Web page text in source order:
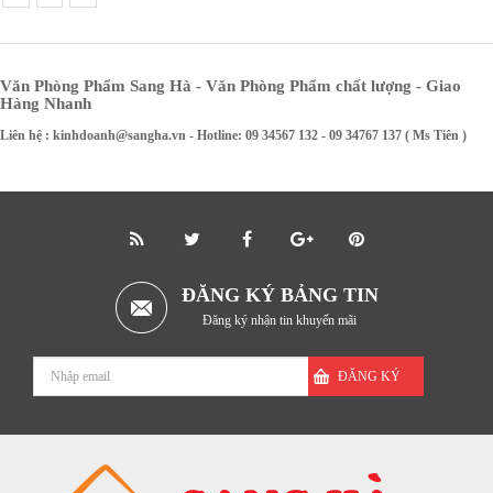
Văn Phòng Phẩm Sang Hà - Văn Phòng Phẩm chất lượng - Giao
Hàng Nhanh
Liên hệ : kinhdoanh@sangha.vn - Hotline: 09 34567 132 - 09 34767 137 ( Ms Tiên )
ĐĂNG KÝ BẢNG TIN
Đăng ký nhận tin khuyến mãi
ĐĂNG KÝ